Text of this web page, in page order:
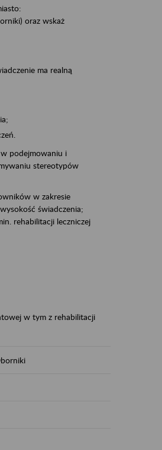
oraz wskaż
ma realną
w podejmowaniu i
stereotypów
w zakresie
świadczenia;
rehabilitacji leczniczej
w tym z rehabilitacji